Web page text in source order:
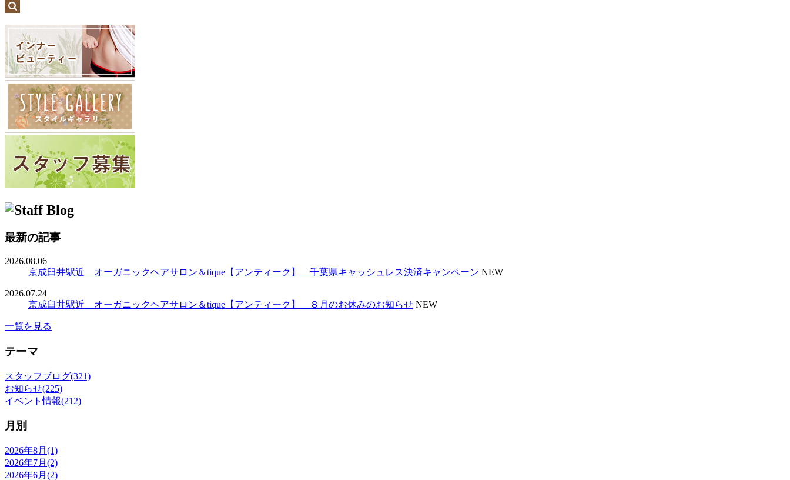
最新の記事
2026.08.06
京成臼井駅近 オーガニックヘアサロン＆tique【アンティーク】 千葉県キャッシュレス決済キャンペーン NEW
2026.07.24
京成臼井駅近 オーガニックヘアサロン＆tique【アンティーク】 ８月のお休みのお知らせ NEW
一覧を見る
テーマ
スタッフブログ(321)
お知らせ(225)
イベント情報(212)
月別
2026年8月(1)
2026年7月(2)
2026年6月(2)